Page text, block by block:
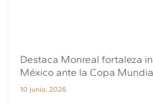
Destaca Monreal fortaleza
México ante la Copa
10 junio, 2026